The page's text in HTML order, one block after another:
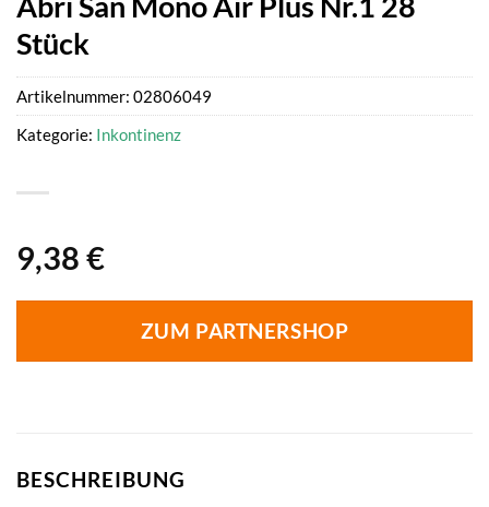
Stück
9,38 €
ZUM PARTNERSHOP
Artikelnummer: 02806049
Kategorie: Inkontinenz
BESCHREIBUNG